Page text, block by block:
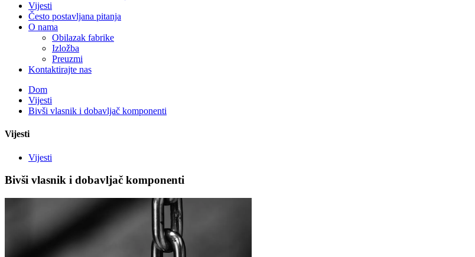
Vijesti
Često postavljana pitanja
O nama
Obilazak fabrike
Izložba
Preuzmi
Kontaktirajte nas
Dom
Vijesti
Bivši vlasnik i dobavljač komponenti
Vijesti
Vijesti
Bivši vlasnik i dobavljač komponenti